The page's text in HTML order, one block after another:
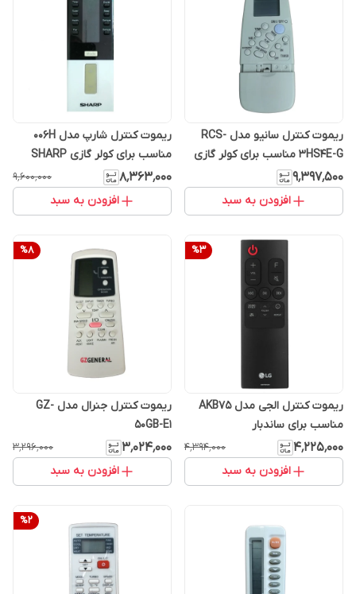
ریموت کنترل سانیو مدل RCS-
3HS4E-G مناسب برای کولر گازی
SANYO
۹٬۳۹۷٬۵۰۰
افزودن به سبد
ریموت کنترل شارپ مدل 006H
مناسب برای کولر گازی SHARP
۸٬۳۶۳٬۰۰۰ ۹٬۶۰۰٬۰۰۰
افزودن به سبد
%3
ریموت کنترل الجی مدل AKB75
مناسب برای ساندبار
۴٬۲۲۵٬۰۰۰ ۴٬۳۹۴٬۰۰۰
افزودن به سبد
%8
ریموت کنترل جنرال مدل GZ-
50GB-E1
۳٬۰۲۴٬۰۰۰ ۳٬۲۹۶٬۰۰۰
افزودن به سبد
%2